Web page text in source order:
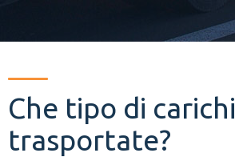
Che tipo di carichi
trasportate?